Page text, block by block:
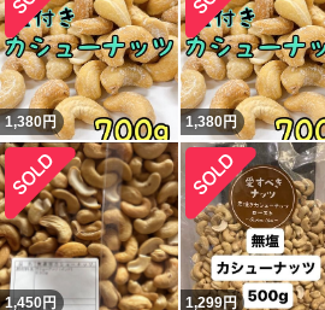
1,380円 1,380円
1,450円 1,299円